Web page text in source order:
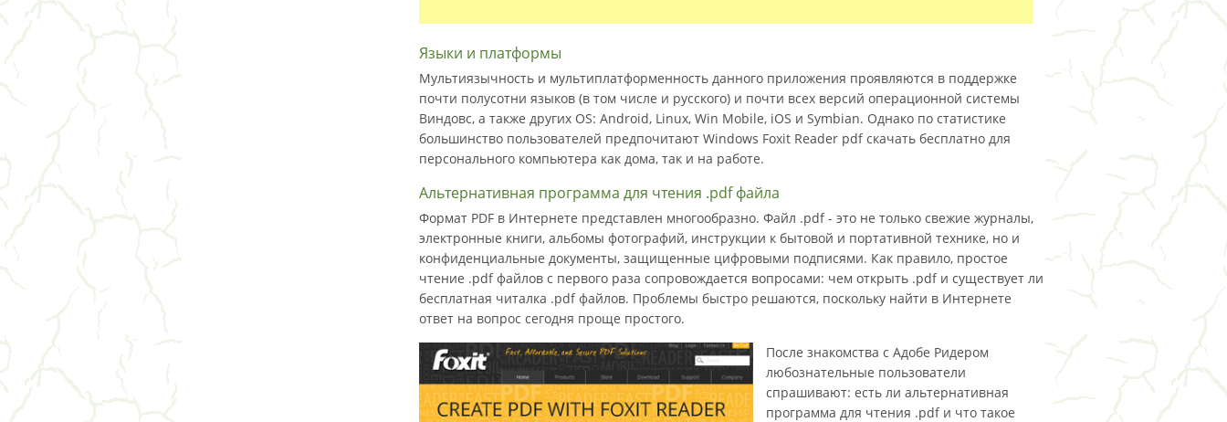
Языки и платформы
Мультиязычность и мультиплатформенность данного приложения проявляются в поддержке
почти полусотни языков (в том числе и русского) и почти всех версий операционной системы
Виндовс, а также других OS: Android, Linux, Win Mobile, iOS и Symbian. Однако по статистике
большинство пользователей предпочитают Windows Foxit Reader pdf скачать бесплатно для
персонального компьютера как дома, так и на работе.
Альтернативная программа для чтения .pdf файла
Формат PDF в Интернете представлен многообразно. Файл .pdf - это не только свежие журналы,
электронные книги, альбомы фотографий, инструкции к бытовой и портативной технике, но и
конфиденциальные документы, защищенные цифровыми подписями. Как правило, простое
чтение .pdf файлов с первого раза сопровождается вопросами: чем открыть .pdf и существует ли
бесплатная читалка .pdf файлов. Проблемы быстро решаются, поскольку найти в Интернете
ответ на вопрос сегодня проще простого.
После знакомства с Адобе Ридером
любознательные пользователи
спрашивают: есть ли альтернативная
программа для чтения .pdf и что такое